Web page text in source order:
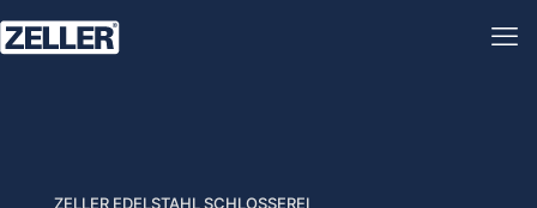
ZELLER EDELSTAHL SCHLOSSEREI